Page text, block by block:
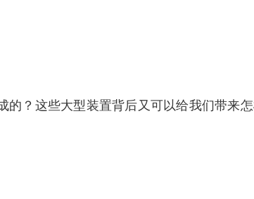
的？这些大型装置背后又可以给我们带来